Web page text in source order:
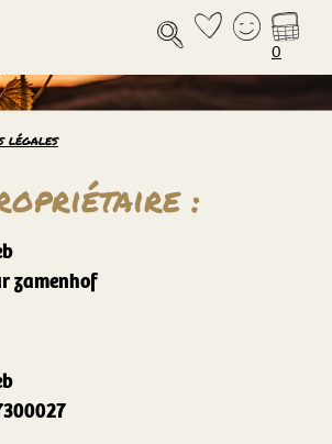
0
légales
:
zamenhof